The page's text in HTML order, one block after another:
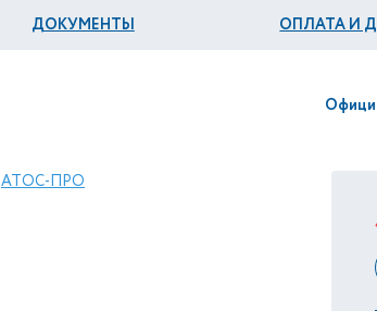
ДОКУМЕНТЫ ОПЛАТА И
АТОС-ПРО